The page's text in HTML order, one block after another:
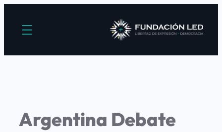
Argentina Debate